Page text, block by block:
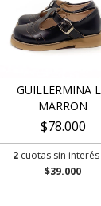
GUILLERMINA
MARRON
$78.000
2 cuotas sin
$39.000